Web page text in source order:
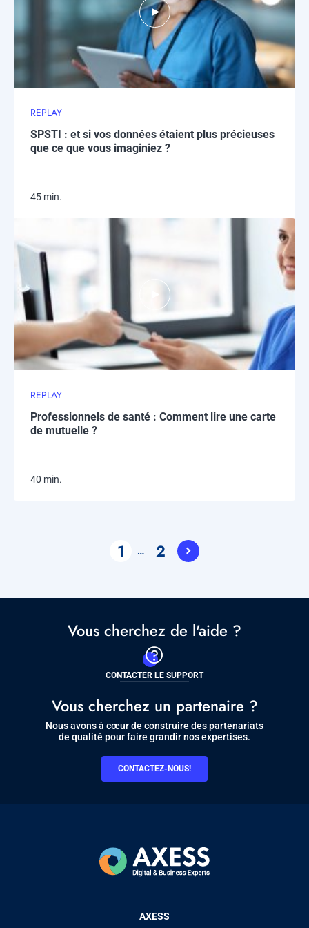
REPLAY
SPSTI : et si vos données étaient plus précieuses
que ce que vous imaginiez ?
45 min.
REPLAY
Professionnels de santé : Comment lire une carte
de mutuelle ?
40 min.
Current
1 … Page
2
Vous cherchez de l'aide ?
CONTACTER LE SUPPORT
Vous cherchez un partenaire ?
Nous avons à cœur de construire des partenariats
de qualité pour faire grandir nos expertises.
CONTACTEZ-NOUS!
AXESS